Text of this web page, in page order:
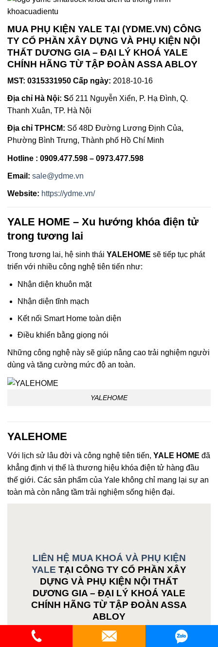
MUA PHỤ KIỆN YALE TẠI (YDME.VN) CÔNG
TY CỔ PHẦN XÂY DỰNG VÀ PHỤ KIỆN NỘI
THẤT DƯƠNG GIA – ĐẠI LÝ KHOÁ YALE
CHÍNH HÃNG TỪ TẬP ĐOÀN ASSA ABLOY
MST: 0315331950 Cấp ngày: 2018-10-16
Địa chỉ Hà Nội: Số 211 Nguyễn Xiển, P. Hạ Đình, Q.
Thanh Xuân, TP. Hà Nội
Địa chỉ TPHCM: Số 48D Đường Lương Định Của,
Phường Bình Trưng, Thành phố Hồ Chí Minh
Hotline : 0909.477.598 – 0973.477.598
Email: sale@ydme.vn
Website: https://ydme.vn/
YALE HOME – Xu hướng khóa điện tử
trong tương lai
Trong tương lai, hệ sinh thái YALEHOME sẽ tiếp tục phát
triển với nhiều công nghệ tiên tiến như:
Nhận diện khuôn mặt
Nhận diện tĩnh mạch
Kết nối Smart Home toàn diện
Điều khiển bằng giọng nói
Những công nghệ này sẽ giúp nâng cao trải nghiệm người
dùng và tăng cường mức độ an toàn.
YALEHOME
YALEHOME
Với lịch sử lâu đời và công nghệ tiên tiến, YALE HOME đã
khẳng định vị thế là thương hiệu khóa điện tử hàng đầu
thế giới. Các sản phẩm của Yale không chỉ mang lại sự an
toàn mà còn nâng tầm trải nghiệm sống hiện đại.
LIÊN HỆ MUA KHOÁ VÀ PHỤ KIỆN
YALE TẠI CÔNG TY CỔ PHẦN XÂY
DỰNG VÀ PHỤ KIỆN NỘI THẤT
DƯƠNG GIA – ĐẠI LÝ KHOÁ YALE
CHÍNH HÃNG TỪ TẬP ĐOÀN ASSA
ABLOY